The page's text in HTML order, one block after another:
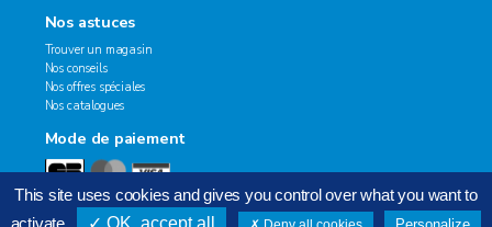
Nos astuces
Trouver un magasin
Nos conseils
Nos offres spéciales
Nos catalogues
Mode de paiement
This site uses cookies and gives you control over what you want to
activate
OK, accept all